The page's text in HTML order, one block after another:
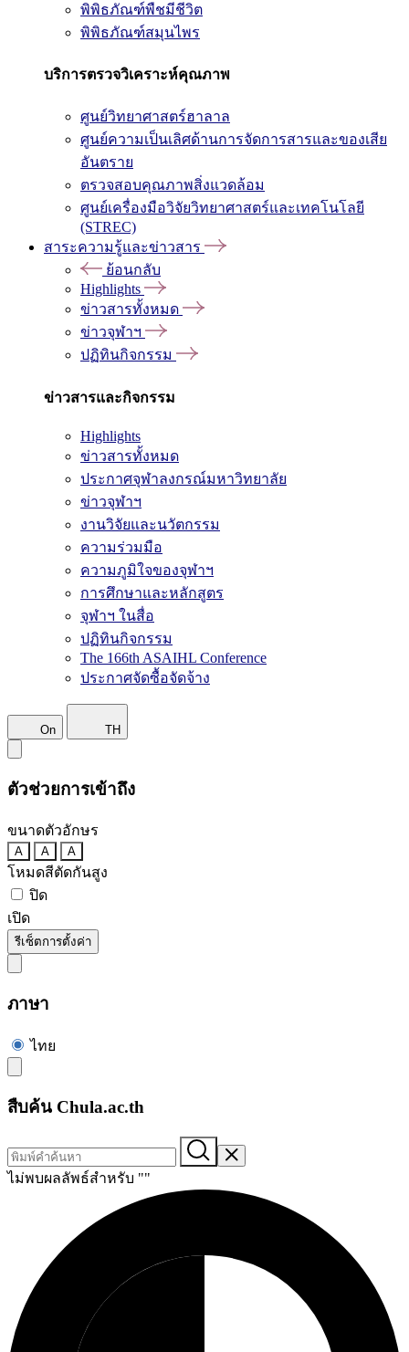
พิพิธภัณฑ์พืชมีชีวิต
พิพิธภัณฑ์สมุนไพร
บริการตรวจวิเคราะห์คุณภาพ
ศูนย์วิทยาศาสตร์ฮาลาล
ศูนย์ความเป็นเลิศด้านการจัดการสารและของเสีย
อันตราย
ตรวจสอบคุณภาพสิ่งแวดล้อม
ศูนย์เครื่องมือวิจัยวิทยาศาสตร์และเทคโนโลยี
(STREC)
สาระความรู้และข่าวสาร
ย้อนกลับ
Highlights
ข่าวสารทั้งหมด
ข่าวจุฬาฯ
ปฏิทินกิจกรรม
ข่าวสารและกิจกรรม
Highlights
ข่าวสารทั้งหมด
ประกาศจุฬาลงกรณ์มหาวิทยาลัย
ข่าวจุฬาฯ
งานวิจัยและนวัตกรรม
ความร่วมมือ
ความภูมิใจของจุฬาฯ
การศึกษาและหลักสูตร
จุฬาฯ ในสื่อ
ปฏิทินกิจกรรม
The 166th ASAIHL Conference
ประกาศจัดซื้อจัดจ้าง
On TH
ตัวช่วยการเข้าถึง
ขนาดตัวอักษร
A A A
โหมดสีตัดกันสูง
ปิด
เปิด
รีเซ็ตการตั้งค่า
ภาษา
ไทย
สืบค้น Chula.ac.th
ไม่พบผลลัพธ์สำหรับ ""